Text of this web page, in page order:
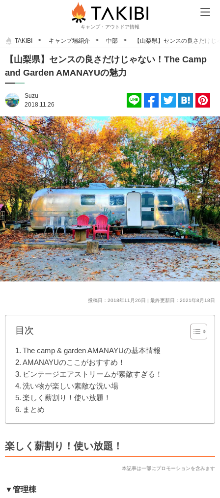
キャンプ・アウトドア情報
TAKIBI キャンプ場紹介 中部 【山梨県】センスの良さだけ
【山梨県】センスの良さだけじゃない！The Camp
and Garden AMANAYUの魅力
Suzu
2018.11.26
投稿日：2018年11月26日 | 最終更新日：2021年8月18日
目次
The camp & garden AMANAYUの基本情報
AMANAYUのここがおすすめ！
ビンテージエアストリームが素敵すぎる！
洗い物が楽しい素敵な洗い場
楽しく薪割り！使い放題！
まとめ
楽しく薪割り！使い放題！
本記事は一部にプロモーションを含みます
▼管理棟